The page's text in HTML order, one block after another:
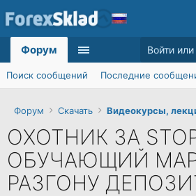
Форум Скачать Видеокурсы,
ОХОТНИК ЗА
ОБУЧАЮЩИЙ
РАЗГОНУ
Форум
Поиск сообщений Последние
Войти